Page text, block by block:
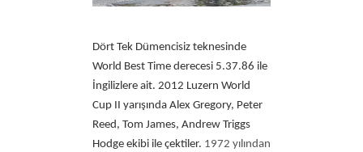
Dört Tek Dümencisiz teknesinde
World Best Time derecesi 5.37.86 ile
İngilizlere ait. 2012 Luzern World
Cup II yarışında Alex Gregory, Peter
Reed, Tom James, Andrew Triggs
Hodge ekibi ile çektiler. 1972 yılından